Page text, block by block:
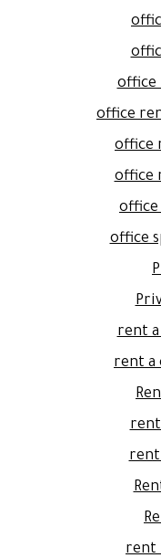
office
office
office
office
office
office
rent a
rent a
rent
rent
rent